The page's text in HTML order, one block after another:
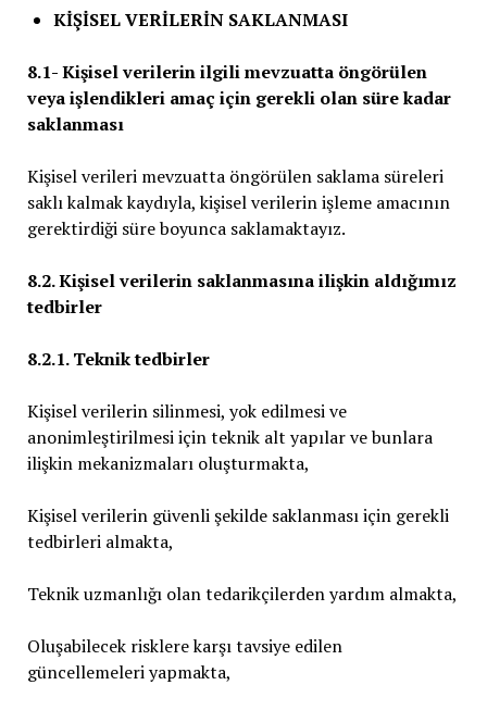
KİŞİSEL VERİLERİN SAKLANMASI
8.1- Kişisel verilerin ilgili mevzuatta öngörülen
veya işlendikleri amaç için gerekli olan süre kadar
saklanması
Kişisel verileri mevzuatta öngörülen saklama süreleri
saklı kalmak kaydıyla, kişisel verilerin işleme amacının
gerektirdiği süre boyunca saklamaktayız.
8.2. Kişisel verilerin saklanmasına ilişkin aldığımız
tedbirler
8.2.1. Teknik tedbirler
Kişisel verilerin silinmesi, yok edilmesi ve
anonimleştirilmesi için teknik alt yapılar ve bunlara
ilişkin mekanizmaları oluşturmakta,
Kişisel verilerin güvenli şekilde saklanması için gerekli
tedbirleri almakta,
Teknik uzmanlığı olan tedarikçilerden yardım almakta,
Oluşabilecek risklere karşı tavsiye edilen
güncellemeleri yapmakta,